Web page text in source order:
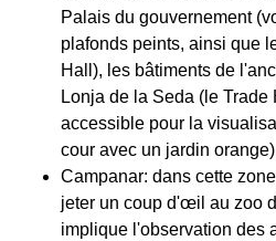
Palais du gouvernement
plafonds peints, ainsi que
Hall), les bâtiments de
Lonja de la Seda (le
accessible pour la
cour avec un jardin
Campanar: dans cette
jeter un coup d'œil au zoo
implique l'observation des